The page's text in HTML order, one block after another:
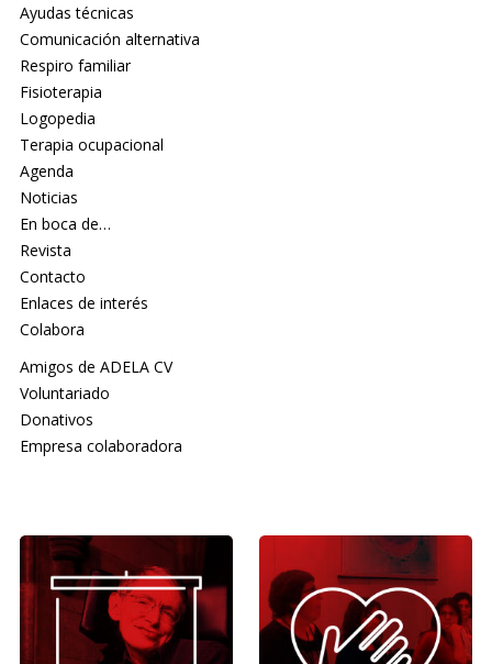
Ayudas técnicas
Comunicación alternativa
Respiro familiar
Fisioterapia
Logopedia
Terapia ocupacional
Agenda
Noticias
En boca de…
Revista
Contacto
Enlaces de interés
Colabora
Amigos de ADELA CV
Voluntariado
Donativos
Empresa colaboradora